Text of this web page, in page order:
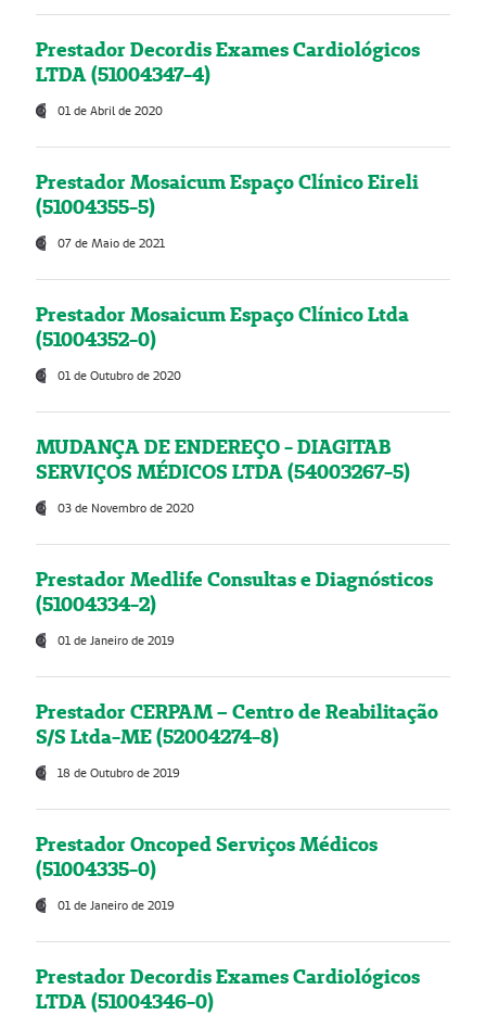
Prestador Decordis Exames Cardiológicos
LTDA (51004347-4)
01 de Abril de 2020
Prestador Mosaicum Espaço Clínico Eireli
(51004355-5)
07 de Maio de 2021
Prestador Mosaicum Espaço Clínico Ltda
(51004352-0)
01 de Outubro de 2020
MUDANÇA DE ENDEREÇO - DIAGITAB
SERVIÇOS MÉDICOS LTDA (54003267-5)
03 de Novembro de 2020
Prestador Medlife Consultas e Diagnósticos
(51004334-2)
01 de Janeiro de 2019
Prestador CERPAM – Centro de Reabilitação
S/S Ltda-ME (52004274-8)
18 de Outubro de 2019
Prestador Oncoped Serviços Médicos
(51004335-0)
01 de Janeiro de 2019
Prestador Decordis Exames Cardiológicos
LTDA (51004346-0)